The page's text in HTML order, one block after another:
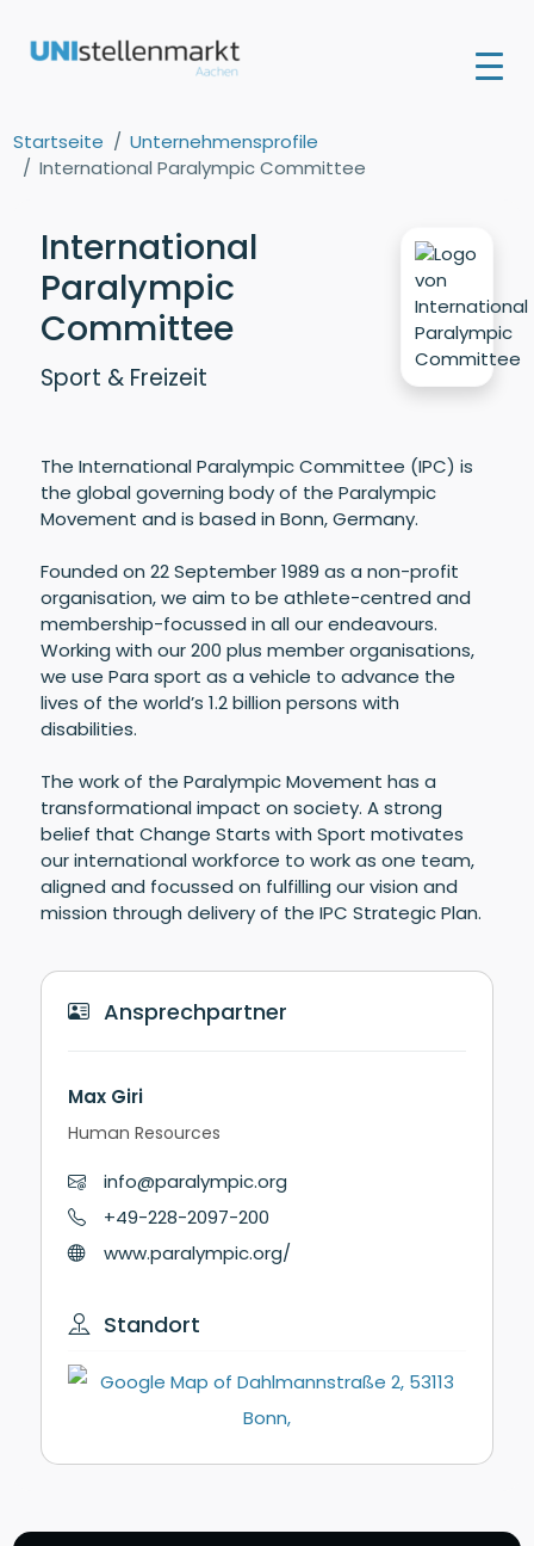
Startseite
Unternehmensprofile
International Paralympic Committee
International
Paralympic
Committee
Sport & Freizeit
The International Paralympic Committee (IPC) is
the global governing body of the Paralympic
Movement and is based in Bonn, Germany.
Founded on 22 September 1989 as a non-profit
organisation, we aim to be athlete-centred and
membership-focussed in all our endeavours.
Working with our 200 plus member organisations,
we use Para sport as a vehicle to advance the
lives of the world’s 1.2 billion persons with
disabilities.
The work of the Paralympic Movement has a
transformational impact on society. A strong
belief that Change Starts with Sport motivates
our international workforce to work as one team,
aligned and focussed on fulfilling our vision and
mission through delivery of the IPC Strategic Plan.
Ansprechpartner
Max Giri
Human Resources
info@paralympic.org
+49-228-2097-200
www.paralympic.org/
Standort